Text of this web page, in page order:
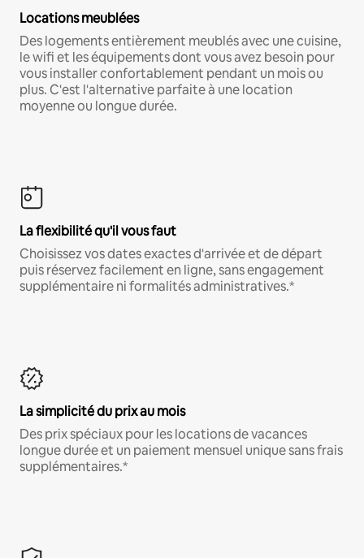
Locations meublées
Des logements entièrement meublés avec une cuisine,
le wifi et les équipements dont vous avez besoin pour
vous installer confortablement pendant un mois ou
plus. C'est l'alternative parfaite à une location
moyenne ou longue durée.
La flexibilité qu'il vous faut
Choisissez vos dates exactes d'arrivée et de départ
puis réservez facilement en ligne, sans engagement
supplémentaire ni formalités administratives.*
La simplicité du prix au mois
Des prix spéciaux pour les locations de vacances
longue durée et un paiement mensuel unique sans frais
supplémentaires.*